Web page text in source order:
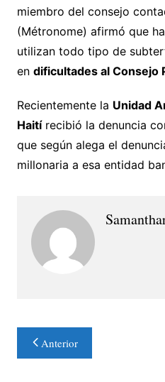
miembro del consejo
(Métronome) afirmó que
utilizan todo tipo de
en dificultades al Consejo
Recientemente la Unidad
Haitírecibió la denuncia
que según alega el
millonaria a esa entidad
Navegación
de
Anterior